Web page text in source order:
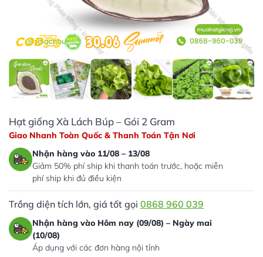
Hạt giống Xà Lách Búp – Gói 2 Gram
Giao Nhanh Toàn Quốc & Thanh Toán Tận Nơi
Nhận hàng vào 11/08 – 13/08
Giảm 50% phí ship khi thanh toán trước, hoặc miễn
phí ship khi đủ điều kiện
Trồng diện tích lớn, giá tốt gọi 0868 960 039
Nhận hàng vào Hôm nay (09/08) – Ngày mai
(10/08)
Áp dụng với các đơn hàng nội tỉnh